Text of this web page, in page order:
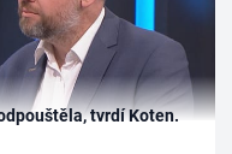
tvrdí Koten.